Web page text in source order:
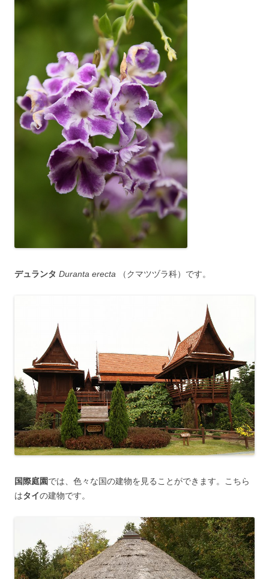
デュランタ Duranta erecta （クマツヅラ科）です。
国際庭園では、色々な国の建物を見ることができます。こちら
はタイの建物です。